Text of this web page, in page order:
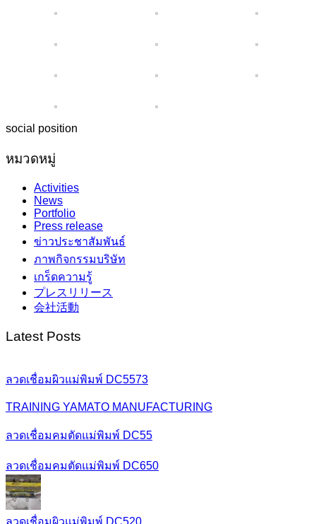
social position
หมวดหมู่
Activities
News
Portfolio
Press release
ข่าวประชาสัมพันธ์
ภาพกิจกรรมบริษัท
เกร็ดความรู้
プレスリリース
会社活動
Latest Posts
ลวดเชื่อมผิวแม่พิมพ์ DC5573
TRAINING YAMATO MANUFACTURING
ลวดเชื่อมคมตัดแม่พิมพ์ DC55
ลวดเชื่อมคมตัดแม่พิมพ์ DC650
ลวดเชื่อมผิวแม่พิมพ์ DC520